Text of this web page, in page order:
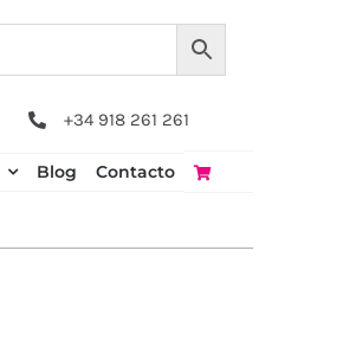
+34 918 261 261
Blog Contacto